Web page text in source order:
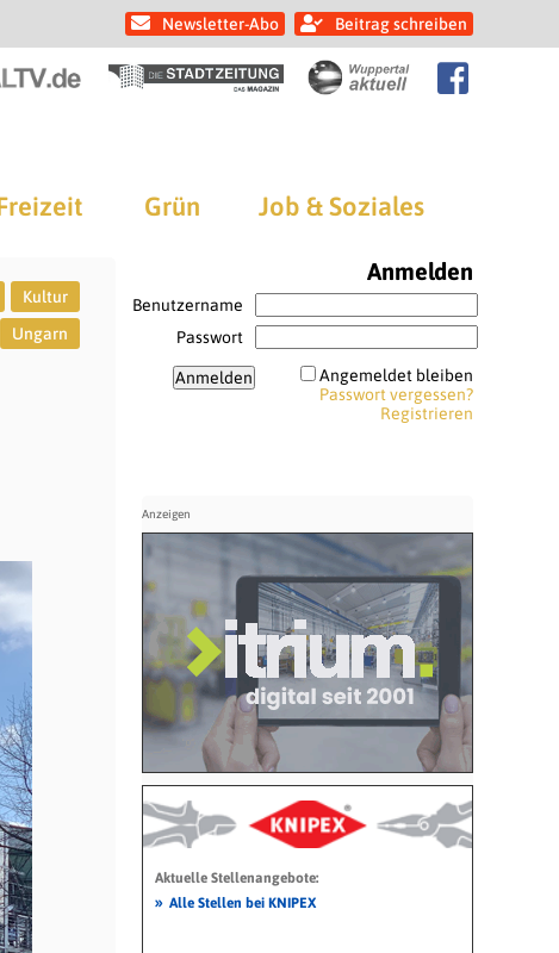
Newsletter-Abo Beitrag schreiben
Grün Job & Soziales
Kultur
Ungarn
Anmelden
Benutzername
Passwort
Angemeldet bleiben
Passwort vergessen?
Registrieren
Aktuelle Stellenangebote:
» Alle Stellen bei KNIPEX